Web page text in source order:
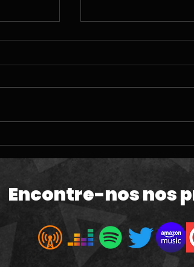
60fps em GTA VI
Encontre-nos nos